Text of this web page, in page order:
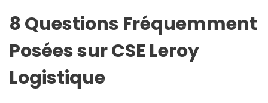
8 Questions Fréquemment
Posées sur CSE Leroy
Logistique